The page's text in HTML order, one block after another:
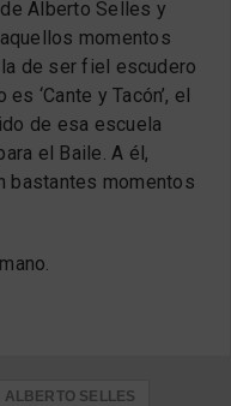
Alberto Selles y
momentos
de ser fiel escudero
‘Cante y Tacón’, el
de esa escuela
el Baile. A él,
bastantes momentos
ALBERTO SELLES